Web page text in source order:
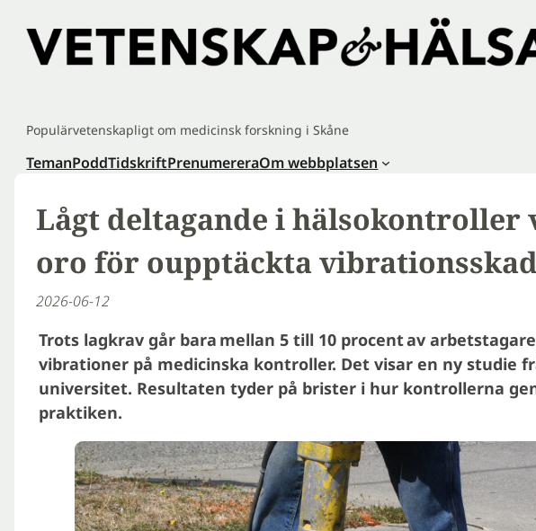
innehåll
Populärvetenskapligt om medicinsk forskning i Skåne
TemanPoddTidskriftPrenumereraOm webbplatsen
Lågt deltagande i hälsokontroller
oro för oupptäckta
2026-06-12
Trots lagkrav går bara mellan 5 till 10 procent av
vibrationer på medicinska kontroller. Det visar en ny studie
universitet. Resultaten tyder på brister i hur kontrollerna
praktiken.